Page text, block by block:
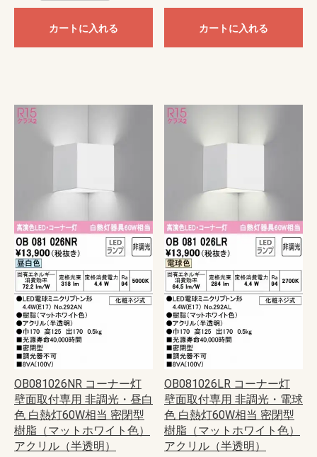
カートに入れる カートに入れる
OB081026NR コーナー灯
壁面取付専用 非調光・昼白
色 白熱灯60W相当 密閉型
樹脂（マットホワイト色）
アクリル（半透明）
OB081026LR コーナー灯
壁面取付専用 非調光・電球
色 白熱灯60W相当 密閉型
樹脂（マットホワイト色）
アクリル（半透明）